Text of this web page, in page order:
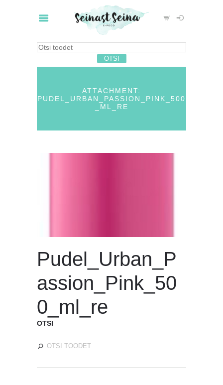
ATTACHMENT:
PUDEL_URBAN_PASSION_PINK_500
_ML_RE
Pudel_Urban_P
assion_Pink_50
0_ml_re
OTSI